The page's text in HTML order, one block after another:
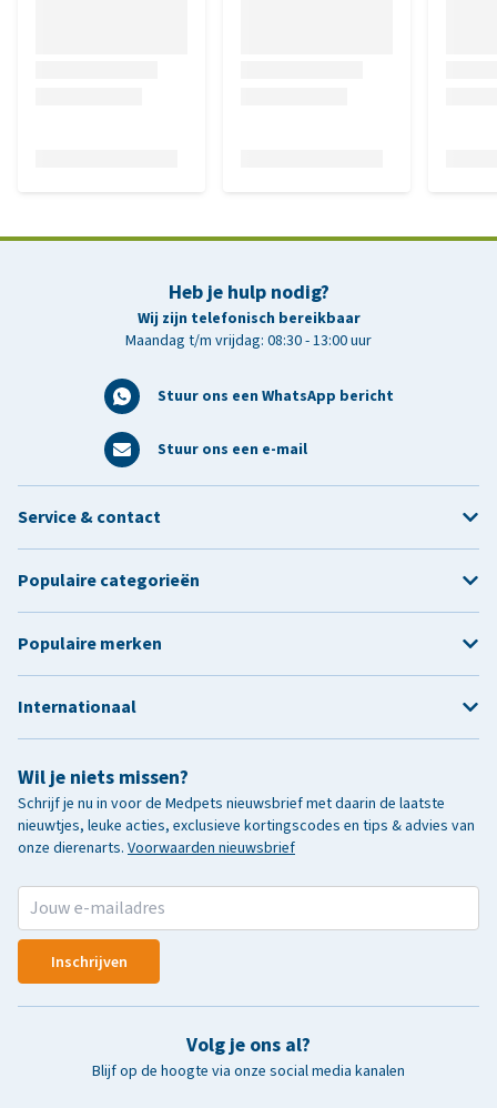
Heb je hulp nodig?
Wij zijn telefonisch bereikbaar
Maandag t/m vrijdag: 08:30 - 13:00 uur
Stuur ons een WhatsApp bericht
Stuur ons een e-mail
Wil je niets missen?
Schrijf je nu in voor de Medpets nieuwsbrief met daarin de laatste
nieuwtjes, leuke acties, exclusieve kortingscodes en tips & advies van
onze dierenarts. Voorwaarden nieuwsbrief
Inschrijven
Volg je ons al?
Blijf op de hoogte via onze social media kanalen
Service & contact
Populaire categorieën
Populaire merken
Internationaal